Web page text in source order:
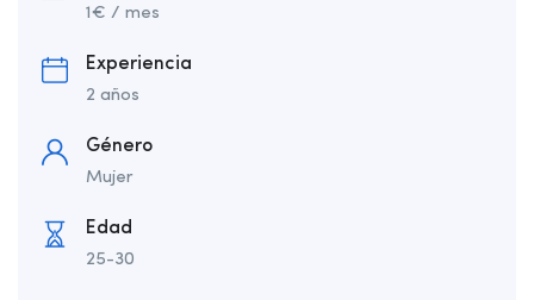
1€ / mes
Experiencia
2 años
Género
Mujer
Edad
25-30